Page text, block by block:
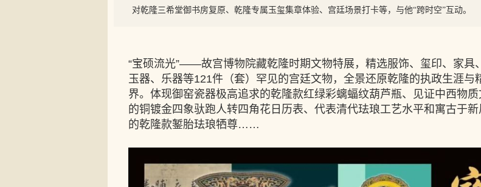
对乾隆三希堂御书房复原、乾隆专属玉玺集章体验、宫廷场景打卡等，与他“跨时空”互动。
“宝硕流光”——故宫博物院藏乾隆时期文物特展，精选服饰、玺印、家具
玉器、乐器等121件（套）罕见的宫廷文物，全景还原乾隆的执政生涯与
界。体现御窑瓷器极高追求的乾隆款红绿彩螭蝠纹葫芦瓶、见证中西物
的铜镀金四象驮跑人转四角花日历表、代表清代珐琅工艺水平和寓古于
的乾隆款錾胎珐琅牺尊……